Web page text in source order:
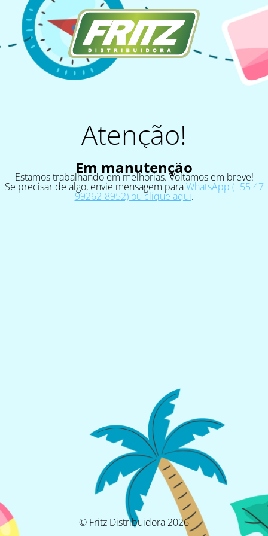
Atenção!
Em manutenção
Estamos trabalhando em melhorias. Voltamos em breve!
Se precisar de algo, envie mensagem paraWhatsApp (+55 47
99262-8952) ou clique aqui.
© Fritz Distribuidora 2026